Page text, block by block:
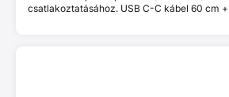
csatlakoztatásához. USB C-C kábel 60 cm